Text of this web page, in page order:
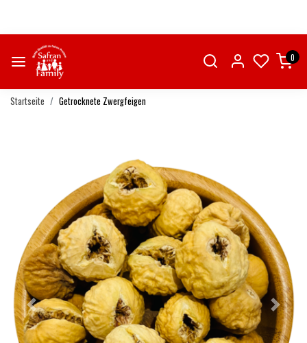
0
Startseite Getrocknete Zwergfeigen
Zurück Weiter